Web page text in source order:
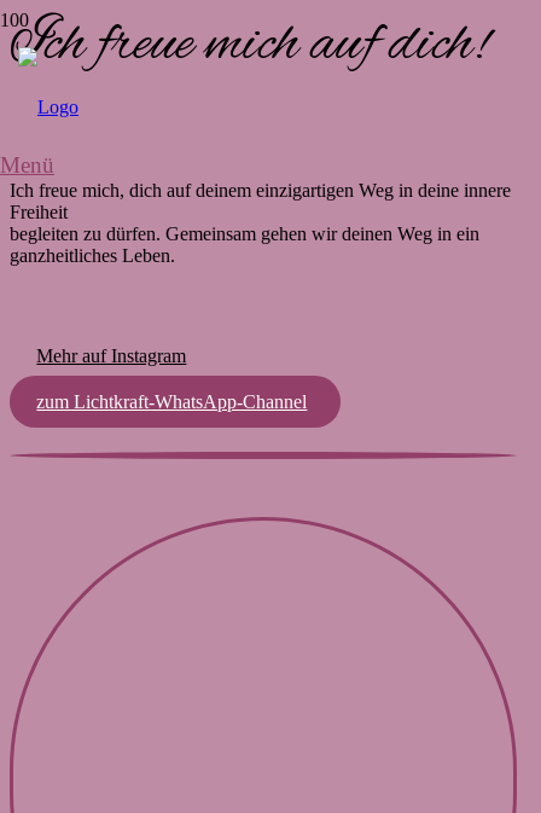
Menü
Ich freue mich auf dich!
Ich freue mich, dich auf deinem einzigartigen Weg in deine innere
Freiheit
begleiten zu dürfen. Gemeinsam gehen wir deinen Weg in ein
ganzheitliches Leben.
Mehr auf Instagram
zum Lichtkraft-WhatsApp-Channel